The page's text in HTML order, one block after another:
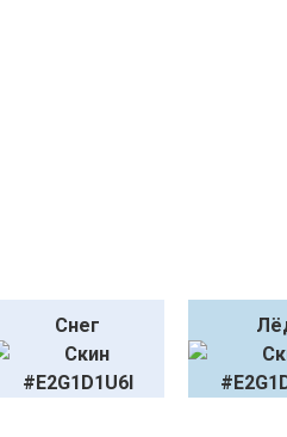
Снег